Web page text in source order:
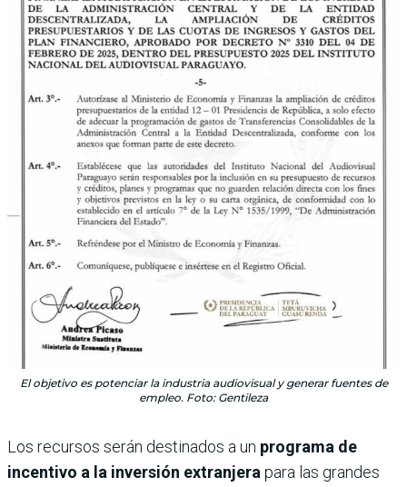
El objetivo es potenciar la industria audiovisual y generar fuentes de
empleo. Foto: Gentileza
Los recursos serán destinados a un programa de
incentivo a la inversión extranjerapara las grandes